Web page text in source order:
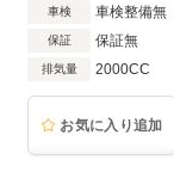
車検 車検整備無
保証 保証無
排気量 2000CC
お気に入り追加